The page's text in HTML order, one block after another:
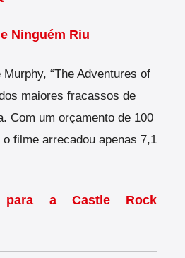
Ninguém Riu
“The Adventures of
maiores fracassos de
Com um orçamento de 100
filme arrecadou apenas 7,1
para a Castle Rock